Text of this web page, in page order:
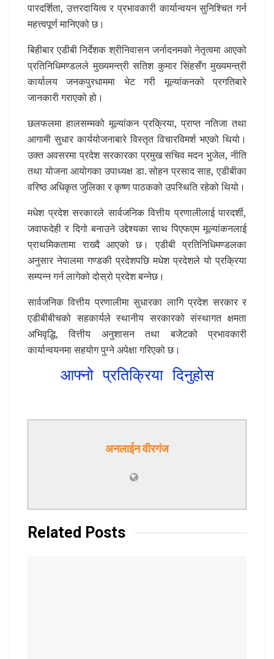
पारदर्शिता, उत्तरदायित्व र प्रभावकारी कार्यान्वयन सुनिश्चित गर्न
महत्त्वपूर्ण मानिएको छ।
बिहीबार एडीबी निर्देशक श्रीनिवासन जर्नादनमको नेतृत्वमा आएको
प्रतिनिधिमण्डलले मुख्यमन्त्री सतिश कुमार सिंहसँग मुख्यमन्त्री
कार्यालय जनकपुरधाममा भेट गरी मूल्यांकनको प्रगतिबारे
जानकारी गराएको हो।
छलफलमा हालसम्मको मूल्यांकन प्रक्रिया, प्राप्त नतिजा तथा
आगामी सुधार कार्ययोजनाबारे विस्तृत विचारविमर्श भएको थियो।
उक्त अवसरमा प्रदेश सरकारका प्रमुख सचिव मदन भुजेल, नीति
तथा योजना आयोगका उपाध्यक्ष डा. सोहन प्रसाद साह, एडीबीका
वरिष्ठ अधिकृत जुलिका र कृष्ण पाठकको उपस्थिति रहेको थियो।
मधेश प्रदेश सरकारले सार्वजनिक वित्तीय प्रणालीलाई पारदर्शी,
जवाफदेही र दिगो बनाउने उद्देश्यका साथ पिएफएम मूल्यांकनलाई
प्राथमिकतामा राख्दै आएको छ। एडीबी प्रतिनिधिमण्डलका
अनुसार नेपालमा गण्डकी प्रदेशपछि मधेश प्रदेशले यो प्रक्रिया
सम्पन्न गर्न लागेको दोस्रो प्रदेश बन्नेछ।
सार्वजनिक वित्तीय प्रणालीमा सुधारका लागि प्रदेश सरकार र
एडीबीबीचको सहकार्यले स्थानीय सरकारको संस्थागत क्षमता
अभिवृद्धि, वित्तीय अनुशासन तथा बजेटको प्रभावकारी
कार्यान्वयनमा सहयोग पुग्ने अपेक्षा गरिएको छ।
आफ्नो प्रतिक्रिया दिनुहोस
अनलाईन वीरगंज
Related Posts